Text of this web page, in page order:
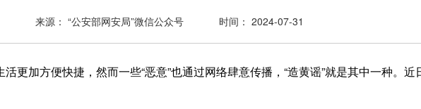
来源： “公安部网安局”微信公众号 时间： 2024-07-31
加方便快捷，然而一些“恶意”也通过网络肆意传播，“造黄谣”就是其中一种。近